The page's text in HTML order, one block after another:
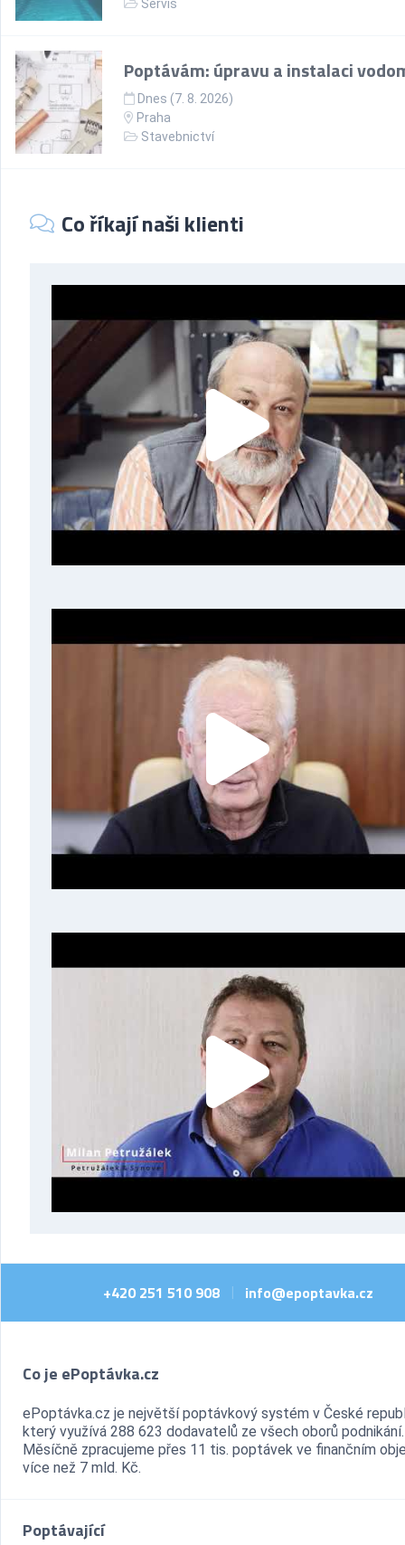
Servis
Poptávám: úpravu a instalaci
Dnes (7. 8. 2026)
Praha
Stavebnictví
Co říkají naši klienti
+420 251 510 908 info@epoptavka.cz
Co je ePoptávka.cz
ePoptávka.cz je největší poptávkový systém v České
který využívá 288 623 dodavatelů ze všech oborů podnikání.
Měsíčně zpracujeme přes 11 tis. poptávek ve finančním
více než 7 mld. Kč.
Poptávající